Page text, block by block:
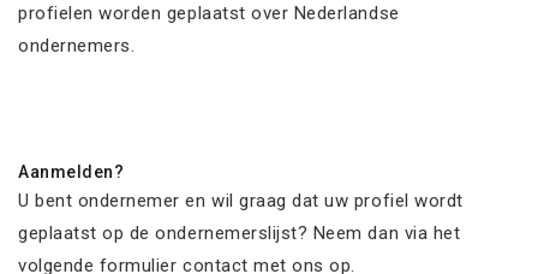
profielen worden geplaatst over Nederlandse
ondernemers.
Aanmelden?
U bent ondernemer en wil graag dat uw profiel wordt
geplaatst op de ondernemerslijst? Neem dan via het
volgende formulier contact met ons op.